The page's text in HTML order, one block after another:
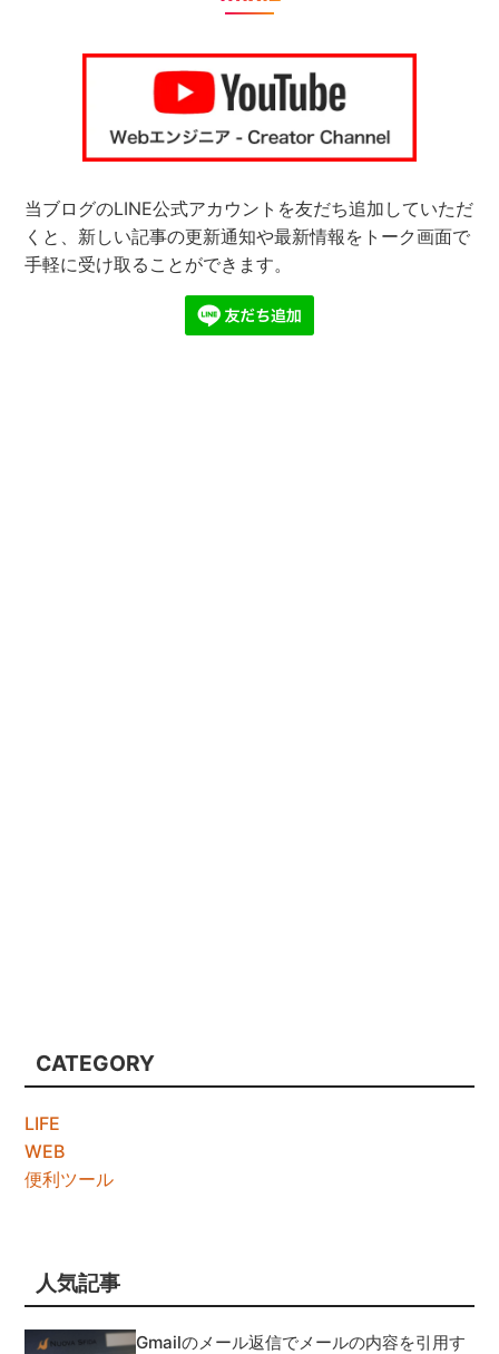
当ブログのLINE公式アカウントを友だち追加していただ
くと、新しい記事の更新通知や最新情報をトーク画面で
手軽に受け取ることができます。
CATEGORY
LIFE
WEB
便利ツール
人気記事
Gmailのメール返信でメールの内容を引用す